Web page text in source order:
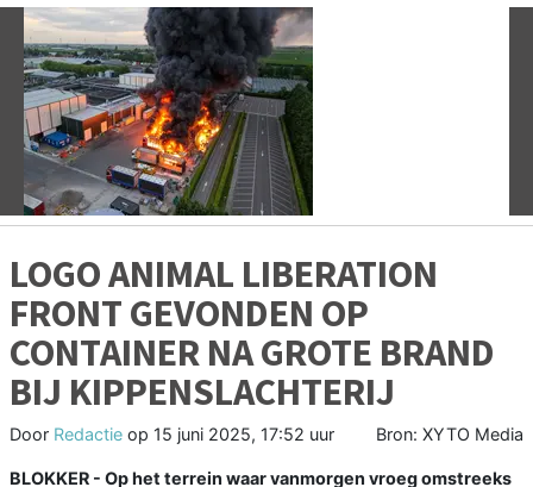
Vorige
LOGO ANIMAL LIBERATION
FRONT GEVONDEN OP
CONTAINER NA GROTE BRAND
BIJ KIPPENSLACHTERIJ
Door Redactie op 15 juni 2025, 17:52 uur Bron: XYTO Media
BLOKKER - Op het terrein waar vanmorgen vroeg omstreeks